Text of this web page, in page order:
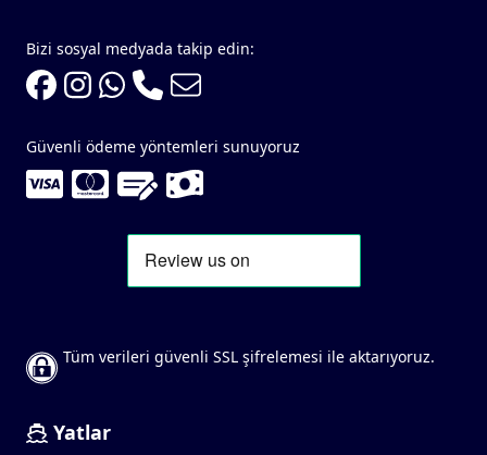
Bizi sosyal medyada takip edin:
Güvenli ödeme yöntemleri sunuyoruz
Tüm verileri güvenli SSL şifrelemesi ile aktarıyoruz.
Yatlar